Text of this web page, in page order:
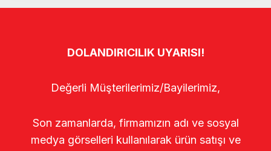
DOLANDIRICILIK UYARISI!
Değerli Müşterilerimiz/Bayilerimiz,
Son zamanlarda, firmamızın adı ve sosyal
medya görselleri kullanılarak ürün satışı ve